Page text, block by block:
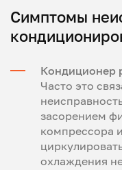
Симптомы
Кондиционер
Часто это
засорением
компрессора
охлаждения